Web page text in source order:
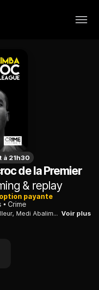
21h30
de la Premier
& replay
payante
Crime
Après la fin de sa carrière de footballeur, Medi Abalimba bascule dans le crime. Il se fait passer pour une star afin d'escroquer de nombreuses victimes sans méfiance... Voir plus